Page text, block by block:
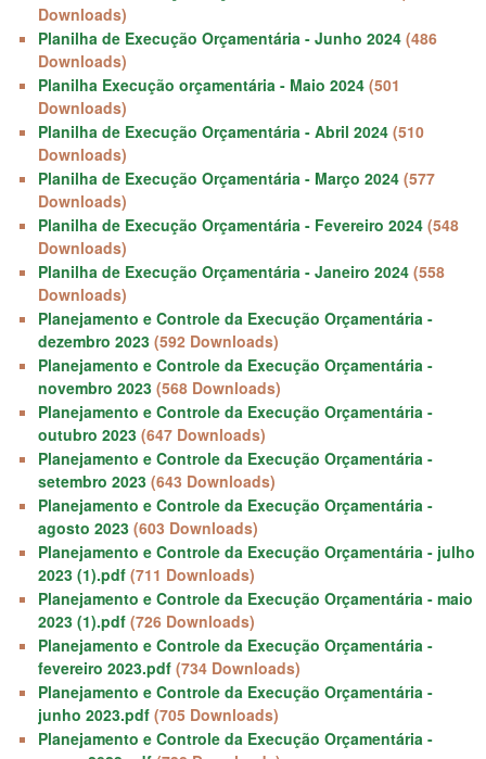
Downloads)
Planilha de Execução Orçamentária - Junho 2024 (486
Downloads)
Planilha Execução orçamentária - Maio 2024 (501
Downloads)
Planilha de Execução Orçamentária - Abril 2024 (510
Downloads)
Planilha de Execução Orçamentária - Março 2024 (577
Downloads)
Planilha de Execução Orçamentária - Fevereiro 2024 (548
Downloads)
Planilha de Execução Orçamentária - Janeiro 2024 (558
Downloads)
Planejamento e Controle da Execução Orçamentária -
dezembro 2023 (592 Downloads)
Planejamento e Controle da Execução Orçamentária -
novembro 2023 (568 Downloads)
Planejamento e Controle da Execução Orçamentária -
outubro 2023 (647 Downloads)
Planejamento e Controle da Execução Orçamentária -
setembro 2023 (643 Downloads)
Planejamento e Controle da Execução Orçamentária -
agosto 2023 (603 Downloads)
Planejamento e Controle da Execução Orçamentária - julho
2023 (1).pdf (711 Downloads)
Planejamento e Controle da Execução Orçamentária - maio
2023 (1).pdf (726 Downloads)
Planejamento e Controle da Execução Orçamentária -
fevereiro 2023.pdf (734 Downloads)
Planejamento e Controle da Execução Orçamentária -
junho 2023.pdf (705 Downloads)
Planejamento e Controle da Execução Orçamentária -